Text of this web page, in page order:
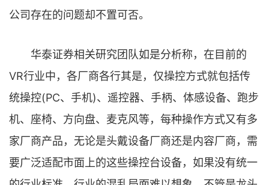
公司存在的问题却不置可否。
华泰证券相关研究团队如是分析称，在目前的
VR行业中，各厂商各行其是，仅操控方式就包括传
统操控(PC、手机)、遥控器、手柄、体感设备、跑步
机、座椅、方向盘、麦克风等，每种操作方式又有多
家厂商产品，无论是头戴设备厂商还是内容厂商，需
要广泛适配市面上的这些操控台设备，如果没有统一